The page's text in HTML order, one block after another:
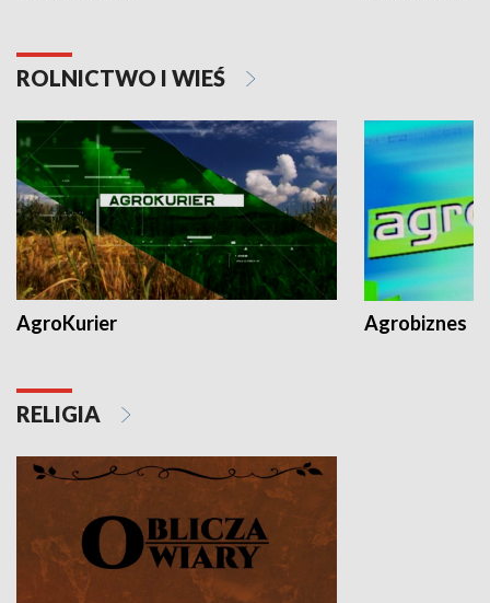
ROLNICTWO I WIEŚ
AgroKurier Agrobiznes
RELIGIA